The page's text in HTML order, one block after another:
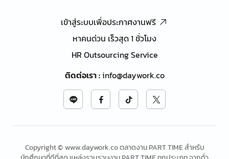
เข้าสู่ระบบเพื่อประกาศงานฟรี
หาคนด่วน เร็วสุด 1 ชั่วโมง
HR Outsourcing Service
ติดต่อเรา:info@daywork.co
Copyright © www.daywork.co ตลาดงาน PART TIME สำหรับ